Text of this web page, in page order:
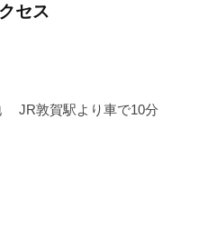
セス
JR敦賀駅より車で10分